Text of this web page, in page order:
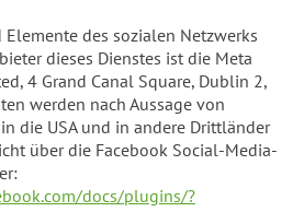
des sozialen Netzwerks
dieses Dienstes ist die Meta
4 Grand Canal Square, Dublin 2,
werden nach Aussage von
die USA und in andere Drittländer
über die Facebook Social-Media-
docs/plugins/?